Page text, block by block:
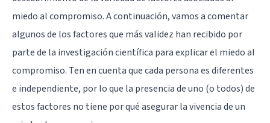
miedo al compromiso. A continuación, vamos a comentar
algunos de los factores que más validez han recibido por
parte de la investigación científica para explicar el miedo al
compromiso. Ten en cuenta que cada persona es diferentes
e independiente, por lo que la presencia de uno (o todos) de
estos factores no tiene por qué asegurar la vivencia de un